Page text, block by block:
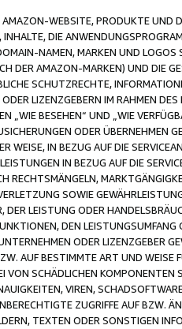
WEBSITE, PRODUKTE UND
INHALTE, DIE
NAMEN, MARKEN UND
DER AMAZON-MARKEN) UND DIE
SCHUTZRECHTE,
LIZENZGEBERN IM RAHMEN
„WIE BESEHEN“ UND „WIE
ODER ÜBERNEHMEN
WEISE, IN BEZUG AUF DIE
IN BEZUG AUF DIE
RECHTSMÄNGELN,
SOWIE
DER LEISTUNG ODER
DEN
ODER LIZENZGEBER
AUF BESTIMMTE ART UND
VON SCHÄDLICHEN
VIREN,
ZUGRIFFE AUF BZW.
TEXTEN ODER SONSTIGEN